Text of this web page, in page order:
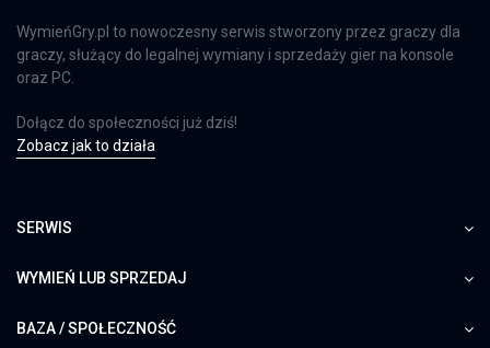
WymieńGry.pl to nowoczesny serwis stworzony przez graczy dla
graczy, służący do legalnej wymiany i sprzedaży gier na konsole
oraz PC.
Dołącz do społeczności już dziś!
Zobacz jak to działa
SERWIS
WYMIEŃ LUB SPRZEDAJ
BAZA / SPOŁECZNOŚĆ